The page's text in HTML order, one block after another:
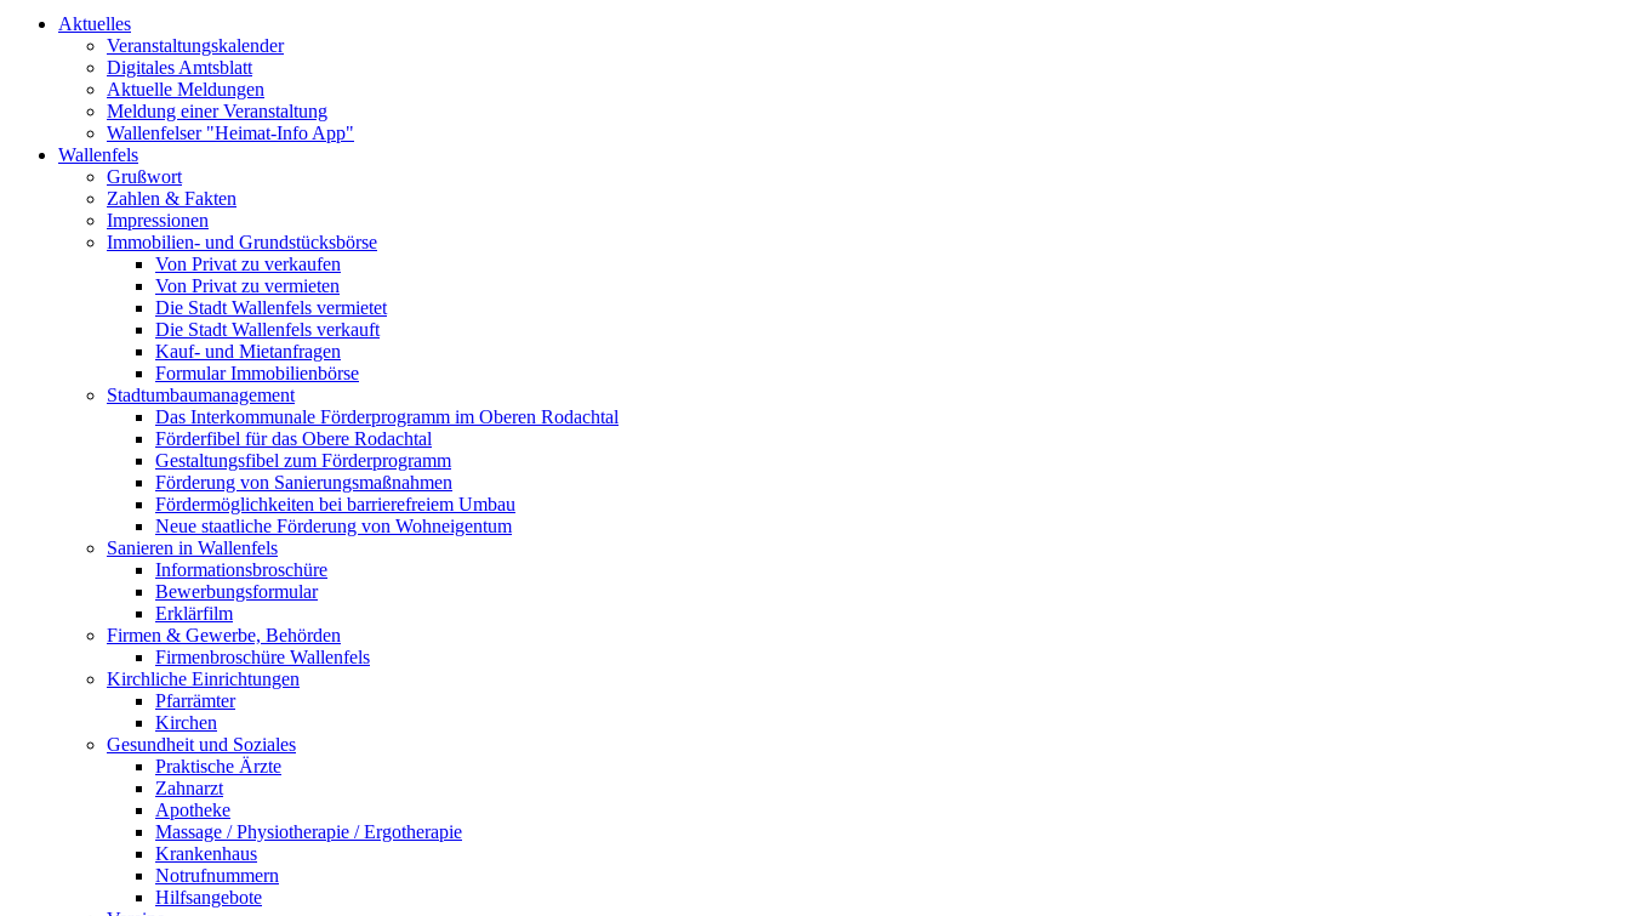
Aktuelles
Veranstaltungskalender
Digitales Amtsblatt
Aktuelle Meldungen
Meldung einer Veranstaltung
Wallenfelser "Heimat-Info App"
Wallenfels
Grußwort
Zahlen & Fakten
Impressionen
Immobilien- und Grundstücksbörse
Von Privat zu verkaufen
Von Privat zu vermieten
Die Stadt Wallenfels vermietet
Die Stadt Wallenfels verkauft
Kauf- und Mietanfragen
Formular Immobilienbörse
Stadtumbaumanagement
Das Interkommunale Förderprogramm im Oberen Rodachtal
Förderfibel für das Obere Rodachtal
Gestaltungsfibel zum Förderprogramm
Förderung von Sanierungsmaßnahmen
Fördermöglichkeiten bei barrierefreiem Umbau
Neue staatliche Förderung von Wohneigentum
Sanieren in Wallenfels
Informationsbroschüre
Bewerbungsformular
Erklärfilm
Firmen & Gewerbe, Behörden
Firmenbroschüre Wallenfels
Kirchliche Einrichtungen
Pfarrämter
Kirchen
Gesundheit und Soziales
Praktische Ärzte
Zahnarzt
Apotheke
Massage / Physiotherapie / Ergotherapie
Krankenhaus
Notrufnummern
Hilfsangebote